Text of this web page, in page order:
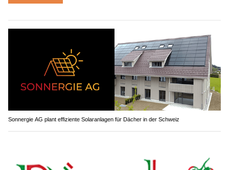
Sonnergie AG plant effiziente Solaranlagen für Dächer in der Schweiz